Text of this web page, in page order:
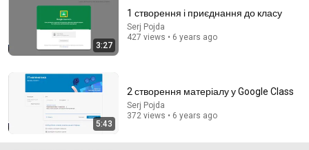
3:27
1 створення і приєднання до класу
Serj Pojda
427 views • 6 years ago
5:43
2 створення матеріалу у Google Class
Serj Pojda
372 views • 6 years ago